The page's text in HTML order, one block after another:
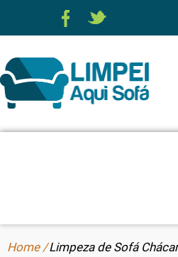
Home /Limpeza de Sofá